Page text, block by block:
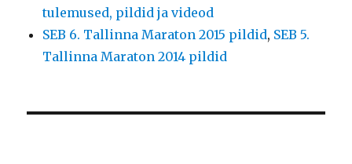
tulemused, pildid ja videod
SEB 6. Tallinna Maraton 2015 pildid, SEB 5.
Tallinna Maraton 2014 pildid